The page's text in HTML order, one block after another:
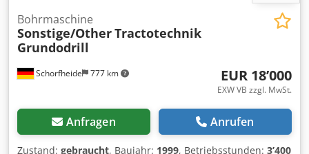
Schorfheide 777 km
Bohrmaschine
Sonstige/OtherTractotechnik
Grundodrill
EUR 18’000
EXW VB zzgl. MwSt.
Anfragen Anrufen
Zustand: gebraucht, Baujahr: 1999, Betriebsstunden: 3’400